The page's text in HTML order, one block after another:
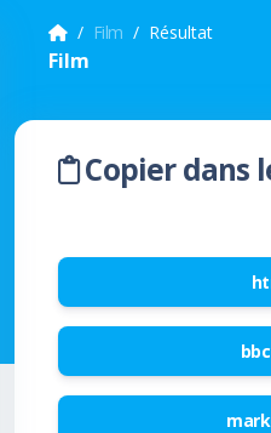
Film Résultat
Film
Copier dans